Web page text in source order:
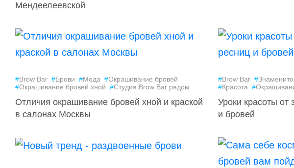
Мендеелеевской
#Brow Bar #Брови #Мода #Окрашивание бровей
#Окрашивание бровей хной #Студия Brow Bar рядом
Отличия окрашивание бровей хной и краской
в салонах Москвы
#Brow Bar #
#Красота #
Уроки красоты от
и бровей